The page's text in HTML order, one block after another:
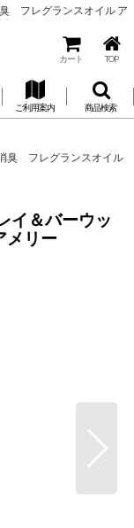
フレグランスオイル ア
カート TOP
ご利用案内 商品検索
臭 フレグランスオイル
イ＆バーウッ
リー